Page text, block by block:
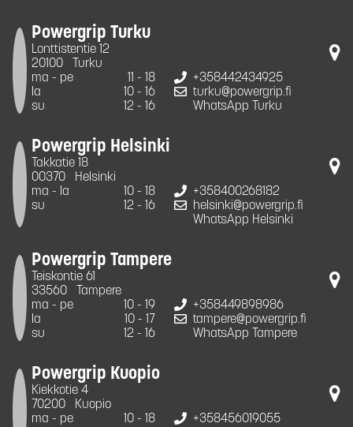
Powergrip Turku
Lonttistentie 12
20100
Turku
ma - pe
11 - 18
la
10 - 16
su
12 - 16
+358442434925
turku@powergrip.fi
WhatsApp Turku
Powergrip Helsinki
Takkatie 18
00370
Helsinki
ma - la
10 - 18
su
12 - 16
+358400268182
helsinki@powergrip.fi
WhatsApp Helsinki
Powergrip Tampere
Teiskontie 61
33560
Tampere
ma - pe
10 - 19
la
10 - 17
su
12 - 16
+358449898986
tampere@powergrip.fi
WhatsApp Tampere
Powergrip Kuopio
Kiekkotie 4
70200
Kuopio
ma - pe
10 - 18
+358456019055